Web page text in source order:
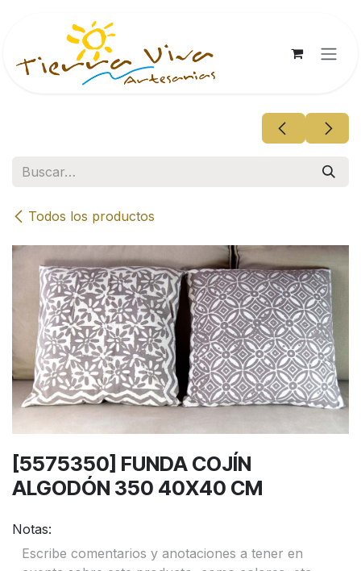
Todos los productos
[5575350] FUNDA COJÍN
ALGODÓN 350 40X40 CM
Notas: